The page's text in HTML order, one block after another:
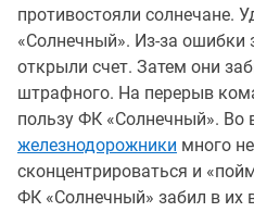
противостояли солнечане.
«Солнечный». Из-за ошибки
открыли счет. Затем они
штрафного. На перерыв
пользу ФК «Солнечный». Во
железнодорожники много
сконцентрироваться и
ФК «Солнечный» забил в их